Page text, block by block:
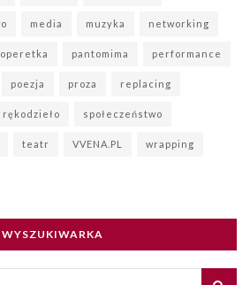
media muzyka networking
operetka pantomima performance
poezja proza replacing
rękodzieło społeczeństwo
teatr VVENA.PL wrapping
WYSZUKIWARKA